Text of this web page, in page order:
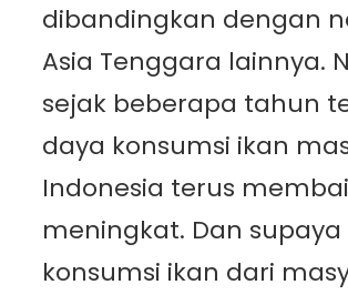
dibandingkan dengan
Asia Tenggara lainnya.
sejak beberapa tahun
daya konsumsi ikan
Indonesia terus
meningkat. Dan supaya
konsumsi ikan dari